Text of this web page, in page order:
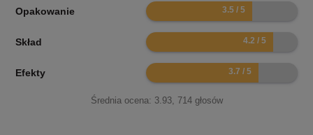
Opakowanie 7
Skład 8.4
Efekty 7.4
Średnia ocena: 3.93, 714głosów